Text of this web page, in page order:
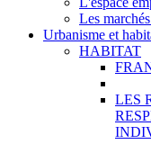
Les
Urbanisme et
HABITAT
LES